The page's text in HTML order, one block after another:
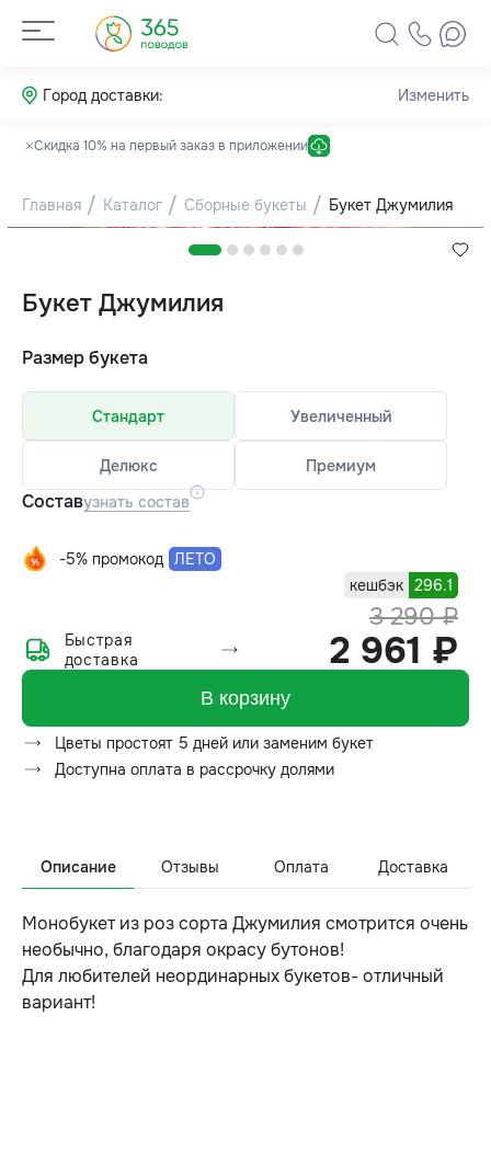
Город доставки: Изменить
Скидка 10% на первый заказ в приложении
Главная Каталог Сборные букеты Букет Джумилия
Букет Джумилия
Размер букета
Стандарт Увеличенный
Делюкс Премиум
Составузнать состав
-5% промокод ЛЕТО
кешбэк 296.1
3 290 ₽
2 961 ₽
Быстрая
доставка
В корзину
Цветы простоят 5 дней или заменим букет
Доступна оплата в рассрочку долями
Описание Отзывы Оплата Доставка
Монобукет из роз сорта Джумилия смотрится очень
необычно, благодаря окрасу бутонов!
Для любителей неординарных букетов- отличный
вариант!